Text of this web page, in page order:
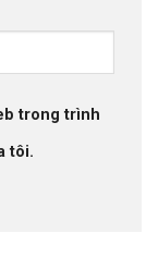
trong trình
tôi.